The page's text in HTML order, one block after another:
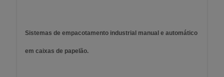
Sistemas de empacotamento industrial manual e automático
em caixas de papelão.